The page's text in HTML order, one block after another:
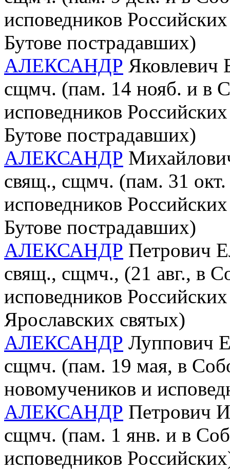
исповедников
Бутове пострадавших)
АЛЕКСАНДР Яковлевич
сщмч. (пам. 14 нояб. и в
исповедников
Бутове пострадавших)
АЛЕКСАНДР
свящ., сщмч. (пам. 31
исповедников
Бутове пострадавших)
АЛЕКСАНДР Петрович
свящ., сщмч., (21 авг., в
исповедников
Ярославских святых)
АЛЕКСАНДР Луппович
сщмч. (пам. 19 мая, в
новомучеников и
АЛЕКСАНДР Петрович
сщмч. (пам. 1 янв. и в
исповедников